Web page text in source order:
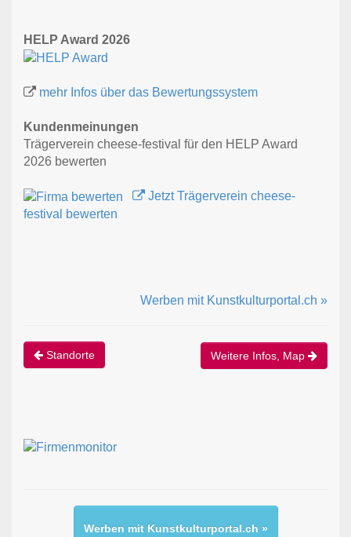
HELP Award 2026
mehr Infos über das Bewertungssystem
Kundenmeinungen
Trägerverein cheese-festival für den HELP Award
2026 bewerten
Jetzt Trägerverein cheese-
festival bewerten
Werben mit Kunstkulturportal.ch »
Standorte Weitere Infos, Map
Werben mit Kunstkulturportal.ch »